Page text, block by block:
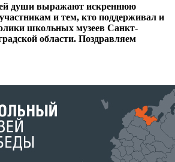
души выражают искреннюю
и тем, кто поддерживал и
школьных музеев Санкт-
области. Поздравляем